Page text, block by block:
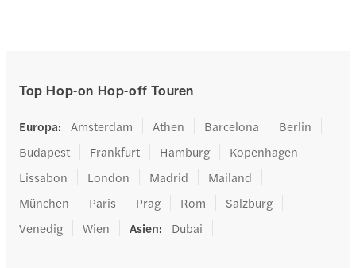
Top Hop-on Hop-off Touren
Europa: Amsterdam Athen Barcelona
Berlin
Budapest
Frankfurt Hamburg
Kopenhagen
Lissabon
London Madrid
Mailand
München
Paris Prag Rom
Salzburg
Venedig
Wien Asien: Dubai